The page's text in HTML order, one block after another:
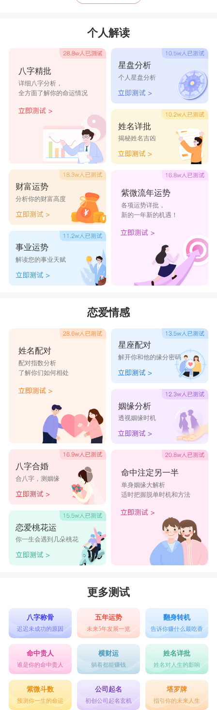
孟启朗
孟霖桥 孟东芷 孟歌权
孟榆宝 孟祺清 孟纪程 孟桐若
个人解读
八字精批
详细八字分析，
全方面了解你的命运情况
财富运势
分析你的财富高度
事业运势
解读您的事业天赋
星盘分析
个人星盘分析
姓名详批
揭秘姓名吉凶
紫微流年运势
各项运势详批，
新的一年新的机遇！
恋爱情感
姓名配对
配对指数分析
了解你们如何相处
八字合婚
合八字，测姻缘
恋爱桃花运
你一生会遇到几朵桃花
星座配对
解开你和他的缘分密码
姻缘分析
透视姻缘时机
命中注定另一半
单身姻缘大解析
适时把握脱单时机和方法
更多测试
八字称骨
迟迟未成功的原因
五年运势
未来5年发展一览
翻身转机
告诉你赚什么最吃香
命中贵人
谁是你的命中贵人
横财运
躺着都能赚钱
姓名详批
姓名对人生的影响
紫微斗数
预测你一生的命运
公司起名
初创公司起名玄机
塔罗牌
指引你的未来人生